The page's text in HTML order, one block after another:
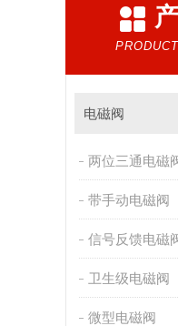
电磁阀
两位三通电磁
带手动电磁阀
信号反馈电磁
卫生级电磁阀
微型电磁阀